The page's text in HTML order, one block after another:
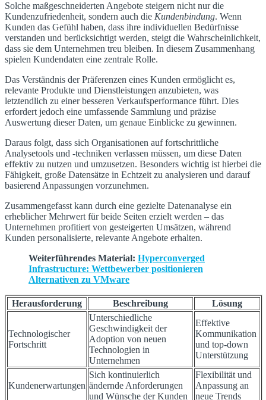
Solche maßgeschneiderten Angebote steigern nicht nur die
Kundenzufriedenheit, sondern auch die Kundenbindung. Wenn
Kunden das Gefühl haben, dass ihre individuellen Bedürfnisse
verstanden und berücksichtigt werden, steigt die Wahrscheinlichkeit,
dass sie dem Unternehmen treu bleiben. In diesem Zusammenhang
spielen Kundendaten eine zentrale Rolle.
Das Verständnis der Präferenzen eines Kunden ermöglicht es,
relevante Produkte und Dienstleistungen anzubieten, was
letztendlich zu einer besseren Verkaufsperformance führt. Dies
erfordert jedoch eine umfassende Sammlung und präzise
Auswertung dieser Daten, um genaue Einblicke zu gewinnen.
Daraus folgt, dass sich Organisationen auf fortschrittliche
Analysetools und -techniken verlassen müssen, um diese Daten
effektiv zu nutzen und umzusetzen. Besonders wichtig ist hierbei die
Fähigkeit, große Datensätze in Echtzeit zu analysieren und darauf
basierend Anpassungen vorzunehmen.
Zusammengefasst kann durch eine gezielte Datenanalyse ein
erheblicher Mehrwert für beide Seiten erzielt werden – das
Unternehmen profitiert von gesteigerten Umsätzen, während
Kunden personalisierte, relevante Angebote erhalten.
Weiterführendes Material: Hyperconverged
Infrastructure: Wettbewerber positionieren
Alternativen zu VMware
Herausforderung Beschreibung Lösung
Technologischer
Fortschritt
Unterschiedliche
Geschwindigkeit der
Adoption von neuen
Technologien in
Unternehmen
Effektive
Kommunikation
und top-down
Unterstützung
Kundenerwartungen
Sich kontinuierlich
ändernde Anforderungen
und Wünsche der Kunden
Flexibilität und
Anpassung an
neue Trends